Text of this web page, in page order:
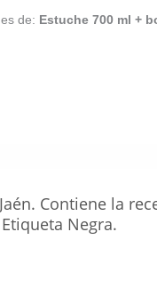
de: Estuche 700 ml +
Contiene la
Negra.